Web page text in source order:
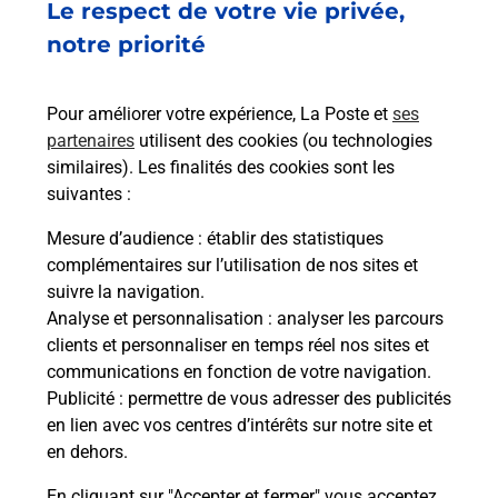
Le respect de votre vie privée,
notre priorité
Pour améliorer votre expérience, La Poste et ses
partenaires utilisent des cookies (ou technologies
similaires). Les finalités des cookies sont les
suivantes :
Mesure d’audience : établir des statistiques
complémentaires sur l’utilisation de nos sites et
suivre la navigation.
Analyse et personnalisation : analyser les parcours
clients et personnaliser en temps réel nos sites et
communications en fonction de votre navigation.
Publicité : permettre de vous adresser des publicités
en lien avec vos centres d’intérêts sur notre site et
en dehors.
MAISON DE BEL AGE N50
13007 MARSEILLE
Malin !
La Poste
en ligne
Ouvert 24h/24
En savoir plus